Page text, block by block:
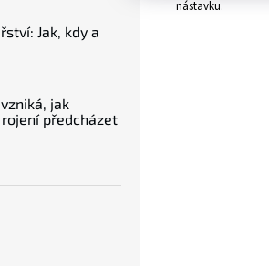
Jak, kdy a
jak
předcházet
nástavku.